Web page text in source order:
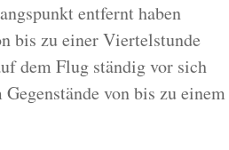
entfernt haben
bis zu einer Viertelstunde
dem Flug ständig vor sich
von bis zu einem